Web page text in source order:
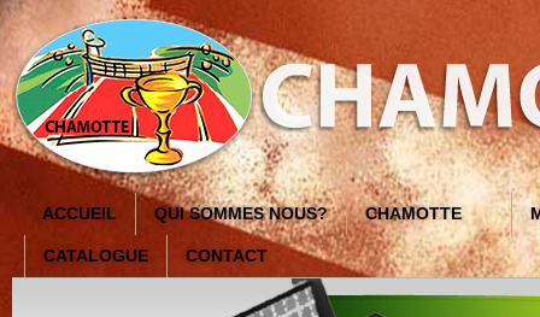
ACCUEIL QUI SOMMES NOUS? CHAMOTTE
CATALOGUE CONTACT